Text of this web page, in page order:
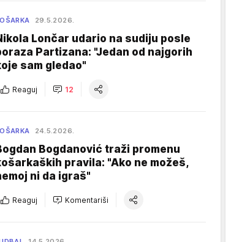
29.5.2026.
Lončar udario na sudiju posle
Partizana: "Jedan od najgorih
sam gledao"
Reaguj 12
24.5.2026.
Bogdanović traži promenu
pravila: "Ako ne možeš,
ni da igraš"
Reaguj Komentariši